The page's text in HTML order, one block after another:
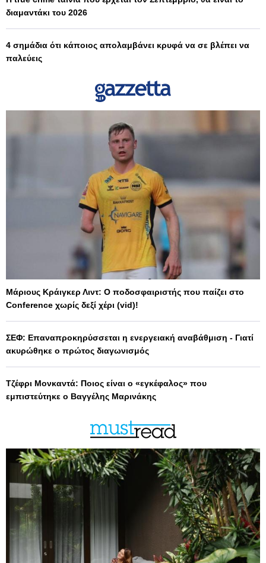
διαμαντάκι του 2026
4 σημάδια ότι κάποιος απολαμβάνει κρυφά να σε βλέπει να
παλεύεις
Μάριους Κράιγκερ Λιντ: Ο ποδοσφαιριστής που παίζει στο
Conference χωρίς δεξί χέρι (vid)!
ΣΕΦ: Επαναπροκηρύσσεται η ενεργειακή αναβάθμιση - Γιατί
ακυρώθηκε ο πρώτος διαγωνισμός
Τζέφρι Μονκαντά: Ποιος είναι ο «εγκέφαλος» που
εμπιστεύτηκε ο Βαγγέλης Μαρινάκης